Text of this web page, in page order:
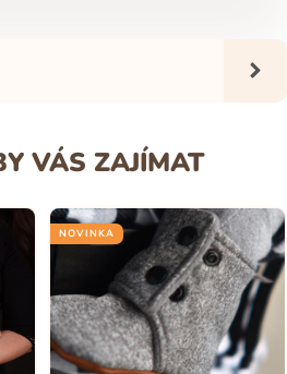
VÁS ZAJÍMAT
NOVINKA